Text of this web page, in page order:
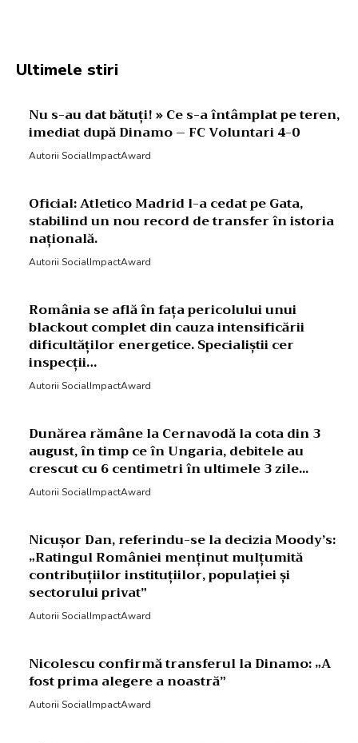
Ultimele stiri
Nu s-au dat bătuți! » Ce s-a întâmplat pe teren,
imediat după Dinamo – FC Voluntari 4-0
Autorii SocialImpactAward
Oficial: Atletico Madrid l-a cedat pe Gata,
stabilind un nou record de transfer în istoria
națională.
Autorii SocialImpactAward
România se află în fața pericolului unui
blackout complet din cauza intensificării
dificultăților energetice. Specialiștii cer
inspecții…
Autorii SocialImpactAward
Dunărea rămâne la Cernavodă la cota din 3
august, în timp ce în Ungaria, debitele au
crescut cu 6 centimetri în ultimele 3 zile...
Autorii SocialImpactAward
Nicușor Dan, referindu-se la decizia Moody’s:
„Ratingul României menținut mulțumită
contribuțiilor instituțiilor, populației și
sectorului privat”
Autorii SocialImpactAward
Nicolescu confirmă transferul la Dinamo: „A
fost prima alegere a noastră”
Autorii SocialImpactAward